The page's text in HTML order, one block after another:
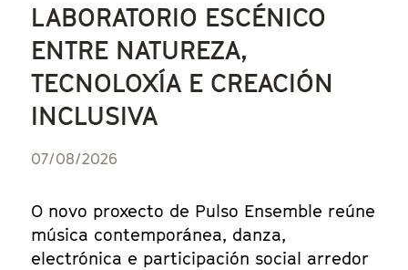
LABORATORIO ESCÉNICO
ENTRE NATUREZA,
TECNOLOXÍA E CREACIÓN
INCLUSIVA
07/08/2026
O novo proxecto de Pulso Ensemble reúne
música contemporánea, danza,
electrónica e participación social arredor